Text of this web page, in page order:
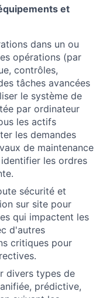
et
dans un ou
opérations (par
contrôles,
tâches avancées
le système de
par ordinateur
les actifs
les demandes
de maintenance
les ordres
sécurité et
sur site pour
qui impactent les
d'autres
critiques pour
divers types de
prédictive,